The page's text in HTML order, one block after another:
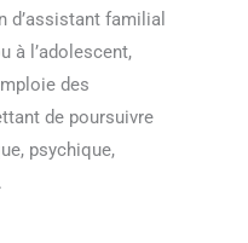
d’assistant familial
à l’adolescent,
des
de poursuivre
psychique,